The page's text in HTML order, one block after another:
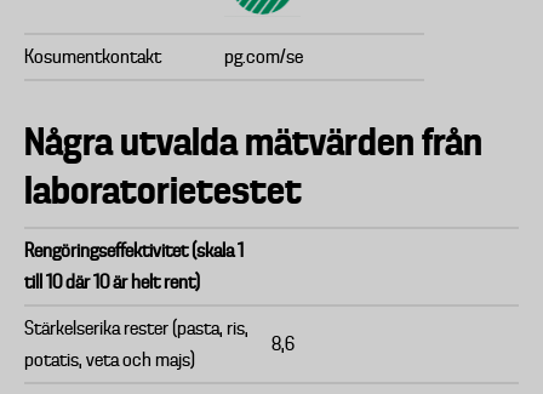
Kosumentkontakt pg.com/se
Några utvalda mätvärden från
laboratorietestet
Rengöringseffektivitet (skala 1
till 10 där 10 är helt rent)
Stärkelserika rester (pasta, ris,
potatis, veta och majs)
8,6